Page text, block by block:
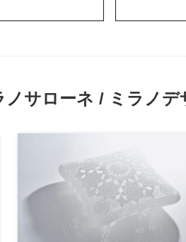
サローネ / ミラノデ